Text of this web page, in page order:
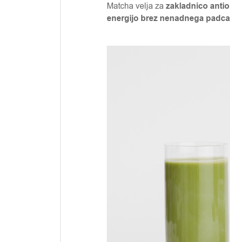
Matcha velja za zakladnico
energijo brez nenadnega